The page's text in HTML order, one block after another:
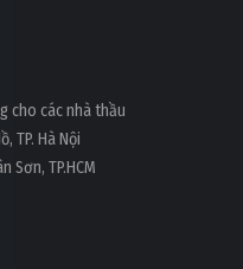
cho các nhà thầu
TP. Hà Nội
Sơn, TP.HCM